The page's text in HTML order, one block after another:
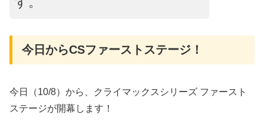
今日からCSファーストステージ！
今日（10/8）から、クライマックスシリーズ ファースト
ステージが開幕します！